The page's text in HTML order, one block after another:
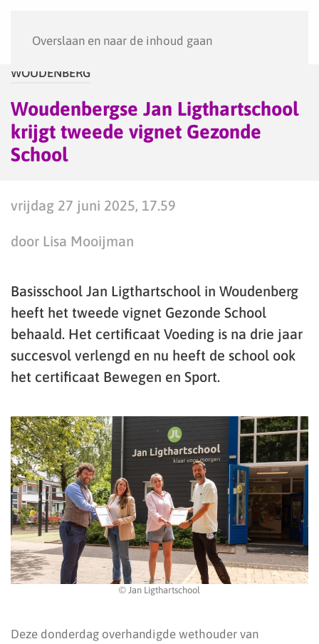
Overslaan en naar de inhoud gaan
WOUDENBERG
Woudenbergse Jan Ligthartschool
krijgt tweede vignet Gezonde
School
vrijdag 27 juni 2025, 17.59
door Lisa Mooijman
Basisschool Jan Ligthartschool in Woudenberg
heeft het tweede vignet Gezonde School
behaald. Het certificaat Voeding is na drie jaar
succesvol verlengd en nu heeft de school ook
het certificaat Bewegen en Sport.
© Jan Ligthartschool
Deze donderdag overhandigde wethouder van